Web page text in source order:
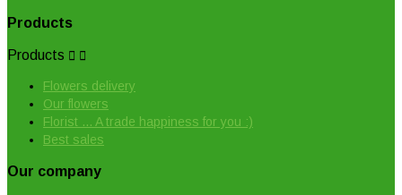
Products
Products  
Flowers delivery
Our flowers
Florist ... A trade happiness for you :)
Best sales
Our company